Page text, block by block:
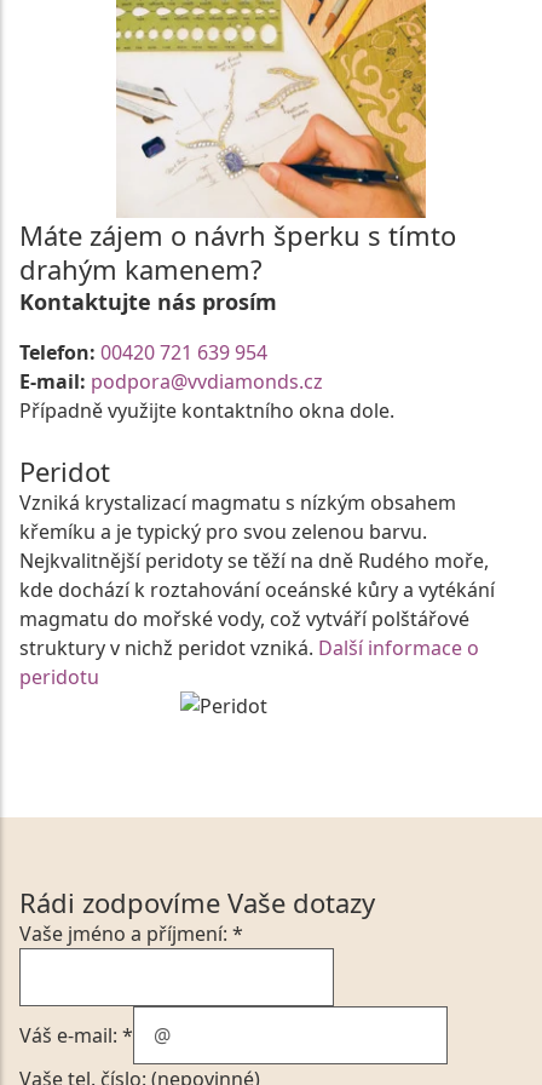
Máte zájem o návrh šperku s tímto
drahým kamenem?
Kontaktujte nás prosím
Telefon: 00420 721 639 954
E-mail: podpora@vvdiamonds.cz
Případně využijte kontaktního okna dole.
Peridot
Vzniká krystalizací magmatu s nízkým obsahem
křemíku a je typický pro svou zelenou barvu.
Nejkvalitnější peridoty se těží na dně Rudého moře,
kde dochází k roztahování oceánské kůry a vytékání
magmatu do mořské vody, což vytváří polštářové
struktury v nichž peridot vzniká. Další informace o
peridotu
Rádi zodpovíme Vaše dotazy
Vaše jméno a příjmení: *
Váš e-mail: *
Vaše tel. číslo: (nepovinné)